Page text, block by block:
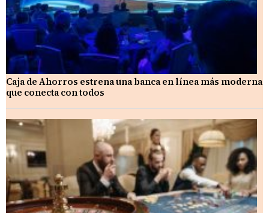
Caja de Ahorros estrena una banca en línea más moderna
que conecta con todos